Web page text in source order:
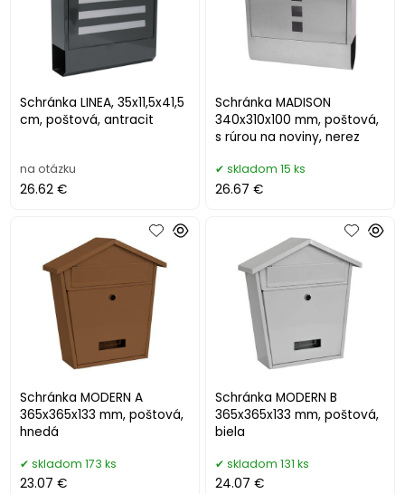
Schránka LINEA, 35x11,5x41,5
cm, poštová, antracit
na otázku
26.62 €
Schránka MADISON
340x310x100 mm, poštová,
s rúrou na noviny, nerez
skladom 15 ks
26.67 €
Schránka MODERN A
365x365x133 mm, poštová,
hnedá
skladom 173 ks
23.07 €
Schránka MODERN B
365x365x133 mm, poštová,
biela
skladom 131 ks
24.07 €